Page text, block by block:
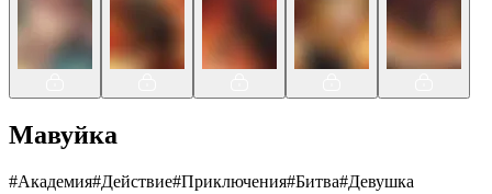
Мавуйка
#Академия#Действие#Приключения#Битва#Девушка